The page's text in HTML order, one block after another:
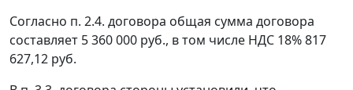
Согласно п. 2.4. договора общая сумма договора
составляет 5 360 000 руб., в том числе НДС 18% 817
627,12 руб.